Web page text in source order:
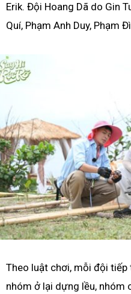
Erik. Đội Hoang Dã do Gin
Quí, Phạm Anh Duy, Phạm
Theo luật chơi, mỗi đội
nhóm ở lại dựng lều, nhóm